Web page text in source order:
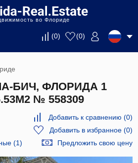
во Флориде
(0) (0)
БИЧ, ФЛОРИДА 1
№ 558309
Добавить к сравнению (0)
Добавить в избранное(0)
(1)
Предложить свою цену